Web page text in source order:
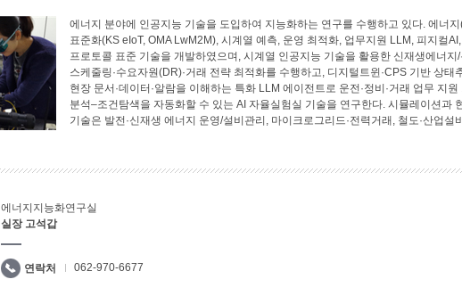
에너지 분야에 인공지능 기술을 도입하여 지능화하는 연구를 수행하고 있다. 에너
표준화(KS eIoT, OMA LwM2M), 시계열 예측, 운영 최적화, 업무지원 LLM, 피지컬
프로토콜 표준 기술을 개발하였으며, 시계열 인공지능 기술을 활용한 신재생에너
스케줄링·수요자원(DR)·거래 전략 최적화를 수행하고, 디지털트윈·CPS 기반 상
현장 문서·데이터·알람을 이해하는 특화 LLM 에이전트로 운전·정비·거래 업무 지
분석–조건탐색을 자동화할 수 있는 AI 자율실험실 기술을 연구한다. 시뮬레이션과
기술은 발전·신재생 에너지 운영/설비관리, 마이크로그리드·전력거래, 철도·산업설
에너지지능화연구실
실장 고석갑
연락처 062-970-6677